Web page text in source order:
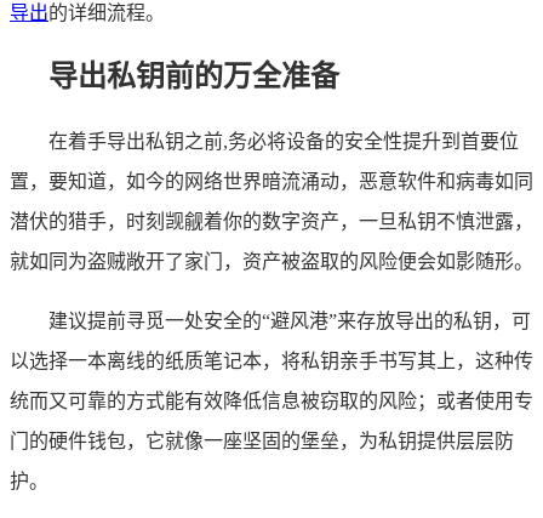
导出的详细流程。
导出私钥前的万全准备
在着手导出私钥之前,务必将设备的安全性提升到首要位
置，要知道，如今的网络世界暗流涌动，恶意软件和病毒如同
潜伏的猎手，时刻觊觎着你的数字资产，一旦私钥不慎泄露，
就如同为盗贼敞开了家门，资产被盗取的风险便会如影随形。
建议提前寻觅一处安全的“避风港”来存放导出的私钥，可
以选择一本离线的纸质笔记本，将私钥亲手书写其上，这种传
统而又可靠的方式能有效降低信息被窃取的风险；或者使用专
门的硬件钱包，它就像一座坚固的堡垒，为私钥提供层层防
护。